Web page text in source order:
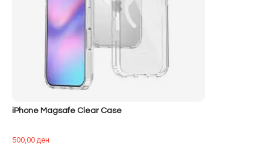
iPhone Magsafe Clear Case
500,00ден